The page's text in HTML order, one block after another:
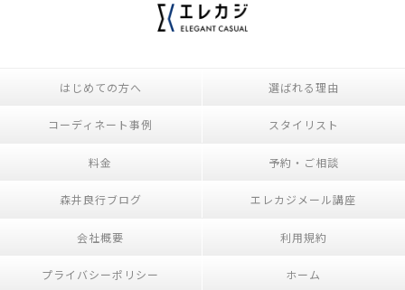
はじめての方へ 選ばれる理由
コーディネート事例 スタイリスト
料金 予約・ご相談
森井良行ブログ エレカジメール講座
会社概要 利用規約
プライバシーポリシー ホーム